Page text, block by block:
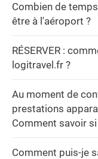
Combien de
être à l'aéroport ?
RÉSERVER :
logitravel.fr ?
Au moment de
prestations
Comment savoir
Comment puis-je